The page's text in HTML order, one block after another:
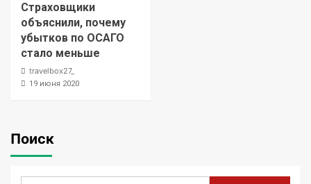
Страховщики
объяснили, почему
убытков по ОСАГО
стало меньше
travelbox27_
19 июня 2020
Поиск